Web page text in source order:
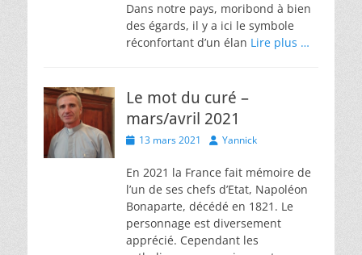
Dans notre pays, moribond à bien
des égards, il y a ici le symbole
réconfortant d’un élan Lire plus …
Le mot du curé –
mars/avril 2021
Posted13 mars 2021 Author
Yannick
En 2021 la France fait mémoire de
l’un de ses chefs d’Etat, Napoléon
Bonaparte, décédé en 1821. Le
personnage est diversement
apprécié. Cependant les